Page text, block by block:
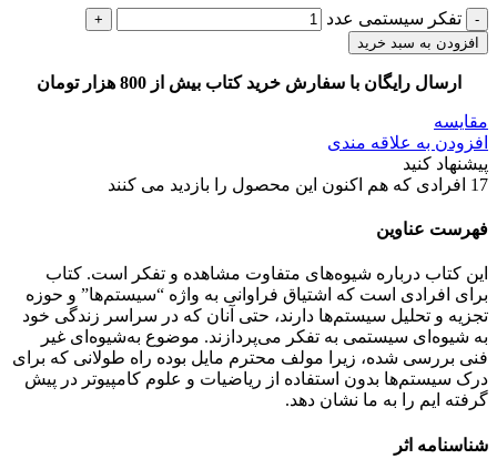
تفکر سیستمی عدد
افزودن به سبد خرید
ارسال رایگان با سفارش خرید کتاب بیش از 800 هزار تومان
مقایسه
افزودن به علاقه مندی
پیشنهاد کنید
17 افرادی که هم اکنون این محصول را بازدید می کنند
فهرست عناوین
این کتاب درباره شیوه‌های متفاوت مشاهده و تفکر است. کتاب
برای افرادی است که اشتیاق فراوانی به واژه “سیستم‌ها” و حوزه
تجزیه و تحلیل سیستم‌ها دارند، حتی آنان که در سراسر زندگی خود
به شیوه‌ای سیستمی به تفکر می‌پردازند. موضوع به‌شیوه‌ای غیر
فنی بررسی شده، زیرا مولف محترم مایل بوده راه طولانی که برای
درک سیستم‌ها بدون استفاده از ریاضیات و علوم کامپیوتر در پیش
گرفته ایم را به ما نشان دهد.
شناسنامه اثر